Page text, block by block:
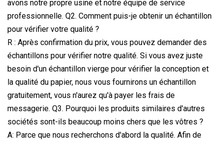
avons notre propre usine et notre équipe de service
professionnelle. Q2. Comment puis-je obtenir un échantillon
pour vérifier votre qualité ?
R : Après confirmation du prix, vous pouvez demander des
échantillons pour vérifier notre qualité. Si vous avez juste
besoin d'un échantillon vierge pour vérifier la conception et
la qualité du papier, nous vous fournirons un échantillon
gratuitement, vous n'aurez qu'à payer les frais de
messagerie. Q3. Pourquoi les produits similaires d'autres
sociétés sont-ils beaucoup moins chers que les vôtres ?
A: Parce que nous recherchons d'abord la qualité. Afin de